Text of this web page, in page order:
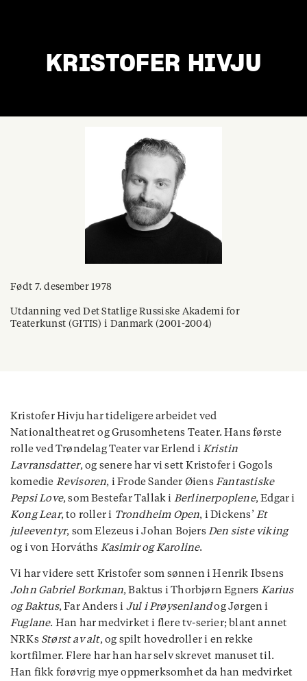
KRISTOFER HIVJU
Født 7. desember 1978
Utdanning ved Det Statlige Russiske Akademi for
Teaterkunst (GITIS) i Danmark (2001-2004)
Kristofer Hivju har tideligere arbeidet ved
Nationaltheatret og Grusomhetens Teater. Hans første
rolle ved Trøndelag Teater var Erlend i Kristin
Lavransdatter, og senere har vi sett Kristofer i Gogols
komedie Revisoren, i Frode Sander Øiens Fantastiske
Pepsi Love, som Bestefar Tallak i Berlinerpoplene, Edgar i
Kong Lear, to roller i Trondheim Open, i Dickens’ Et
juleeventyr, som Elezeus i Johan Bojers Den siste viking
og i von Horváths Kasimir og Karoline.
Vi har videre sett Kristofer som sønnen i Henrik Ibsens
John Gabriel Borkman, Baktus i Thorbjørn Egners Karius
og Baktus, Far Anders i Jul i Prøysenlandog Jørgen i
Fuglane. Han har medvirket i flere tv-serier; blant annet
NRKs Størst av alt, og spilt hovedroller i en rekke
kortfilmer. Flere har han har selv skrevet manuset til.
Han fikk forøvrig mye oppmerksomhet da han medvirket